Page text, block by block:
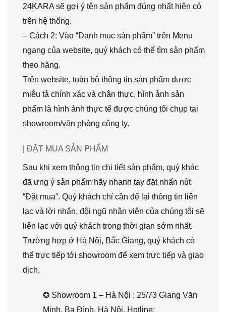
24KARA sẽ gợi ý tên sản phẩm đúng nhất hiện có
trên hệ thống.
– Cách 2: Vào “Danh mục sản phẩm” trên Menu
ngang của website, quý khách có thể tìm sản phẩm
theo hãng.
Trên website, toàn bộ thông tin sản phẩm được
miêu tả chính xác và chân thực, hình ảnh sản
phẩm là hình ảnh thực tế được chúng tôi chụp tại
showroom/văn phòng công ty.
| ĐẶT MUA SẢN PHẨM
Sau khi xem thông tin chi tiết sản phẩm, quý khác
đã ưng ý sản phẩm hãy nhanh tay đặt nhấn nút
“Đặt mua”. Quý khách chỉ cần để lại thông tin liên
lạc và lời nhắn, đội ngũ nhân viên của chúng tôi sẽ
liên lạc với quý khách trong thời gian sớm nhất.
Trường hợp ở Hà Nội, Bắc Giang, quý khách có
thể trực tiếp tới showroom để xem trực tiếp và giao
dịch.
✪ Showroom 1 – Hà Nội : 25/73 Giang Văn
Minh, Ba Đình, Hà Nội. Hotline: